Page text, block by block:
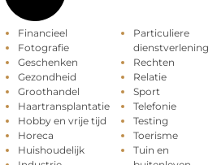
Financieel
Fotografie
Geschenken
Gezondheid
Groothandel
Haartransplantatie
Hobby en vrije tijd
Horeca
Huishoudelijk
Particuliere
dienstverlening
Rechten
Relatie
Sport
Telefonie
Testing
Toerisme
Tuin en